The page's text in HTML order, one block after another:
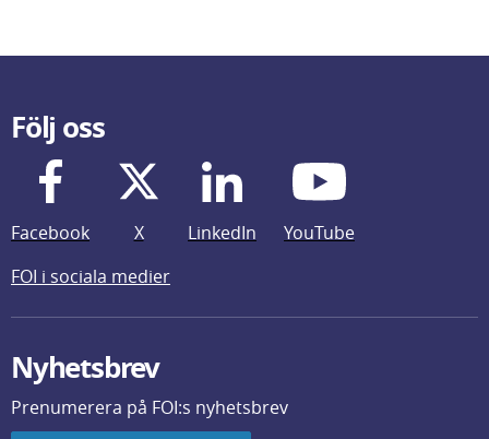
Följ oss
Facebook X LinkedIn
YouTube
FOI i sociala medier
Nyhetsbrev
Prenumerera på FOI:s nyhetsbrev